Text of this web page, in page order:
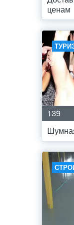
ценам
139